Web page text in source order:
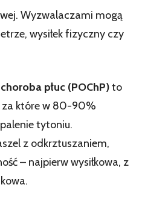
Wyzwalaczami mogą
wysiłek fizyczny czy
płuc (POChP)to
za które w 80-90%
tytoniu.
z odkrztuszaniem,
– najpierw wysiłkowa, z